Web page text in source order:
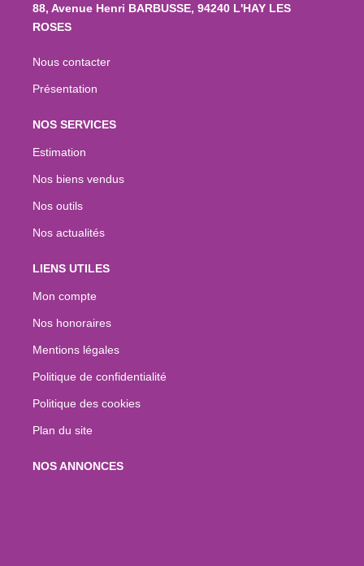
88, Avenue Henri BARBUSSE, 94240 L'HAY LES
ROSES
Nous contacter
Présentation
NOS SERVICES
Estimation
Nos biens vendus
Nos outils
Nos actualités
LIENS UTILES
Mon compte
Nos honoraires
Mentions légales
Politique de confidentialité
Politique des cookies
Plan du site
NOS ANNONCES